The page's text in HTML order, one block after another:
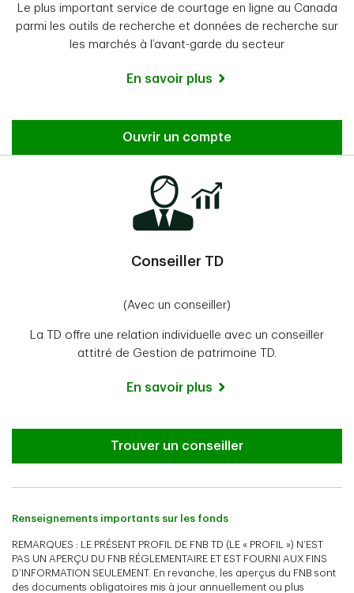
Le plus important service de courtage en ligne au Canada
parmi les outils de recherche et données de recherche sur
les marchés à l’avant-garde du secteur
En savoir plus
Ouvrir un compte
Conseiller TD
(Avec un conseiller)
La TD offre une relation individuelle avec un conseiller
attitré de Gestion de patrimoine TD.
En savoir plus
Trouver un conseiller
Renseignements importants sur les fonds
REMARQUES : LE PRÉSENT PROFIL DE FNB TD (LE « PROFIL ») N’EST
PAS UN APERÇU DU FNB RÉGLEMENTAIRE ET EST FOURNI AUX FINS
D’INFORMATION SEULEMENT. En revanche, les aperçus du FNB sont
des documents obligatoires mis à jour annuellement ou plus